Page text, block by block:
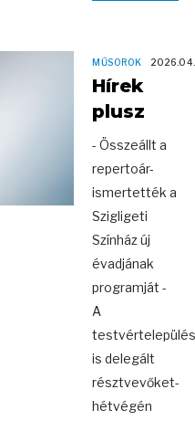
MŰSOROK
Hírek
plusz
- Összeállt a
repertoár-
ismertették a
Szigligeti
Színház új
évadjának
programját -
A
testvértelepülés
is delegált
résztvevőket-
hétvégén